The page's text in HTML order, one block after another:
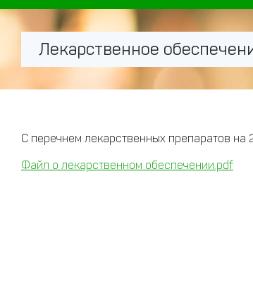
Лекарственное
С перечнем лекарственных препаратов
Файл о лекарственном обеспечении.pdf